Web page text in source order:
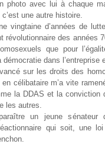
photo avec lui à chaque
une autre histoire.
vingtaine d’années de
révolutionnaire des
que pour
démocratie dans l’entreprise
sur les droits des
en célibataire m’a vite
la DDAS et la conviction
les autres.
un jeune sénateur
qui soit, une